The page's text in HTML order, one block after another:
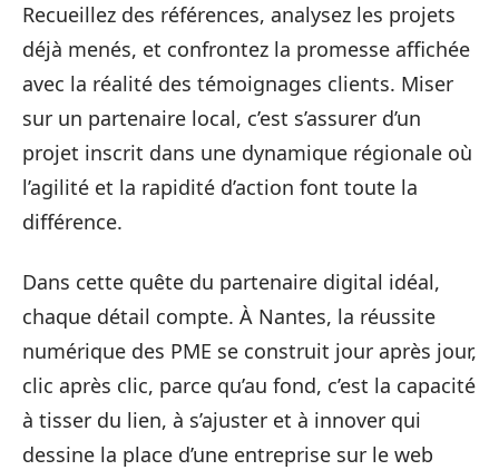
Recueillez des références, analysez les projets
déjà menés, et confrontez la promesse affichée
avec la réalité des témoignages clients. Miser
sur un partenaire local, c’est s’assurer d’un
projet inscrit dans une dynamique régionale où
l’agilité et la rapidité d’action font toute la
différence.
Dans cette quête du partenaire digital idéal,
chaque détail compte. À Nantes, la réussite
numérique des PME se construit jour après jour,
clic après clic, parce qu’au fond, c’est la capacité
à tisser du lien, à s’ajuster et à innover qui
dessine la place d’une entreprise sur le web